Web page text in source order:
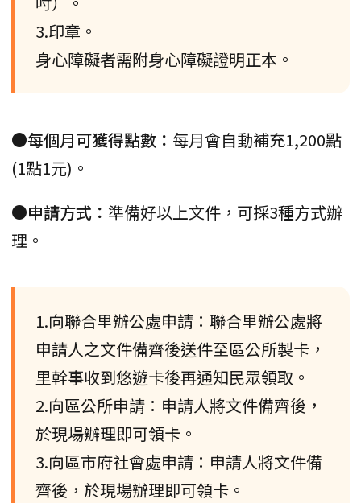
3.印章。
身心障礙者需附身心障礙證明正本。
●每個月可獲得點數： 每月會自動補充1,200點
(1點1元)。
●申請方式： 準備好以上文件，可採3種方式辦
理。
1.向聯合里辦公處申請：聯合里辦公處將
申請人之文件備齊後送件至區公所製卡，
里幹事收到悠遊卡後再通知民眾領取。
2.向區公所申請：申請人將文件備齊後，
於現場辦理即可領卡。
3.向區市府社會處申請：申請人將文件備
齊後，於現場辦理即可領卡。